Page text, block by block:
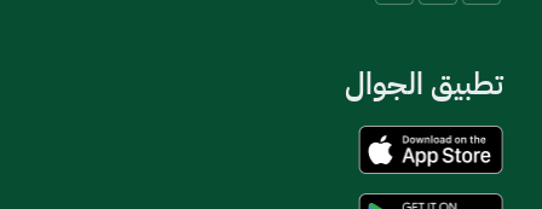
تطبيق الجوال